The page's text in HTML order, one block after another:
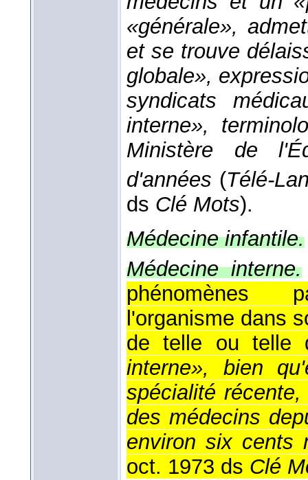
«générale»,
et se trouve
globale»,
syndicats
interne»,
Ministère de
d'années (Télé-
ds Clé Mots).
Médecine infantile.
Médecine interne.
phénomènes
l'organisme dans
de telle ou telle
interne», bien
spécialité
des médecins
environ six cents
oct. 1973 ds Clé